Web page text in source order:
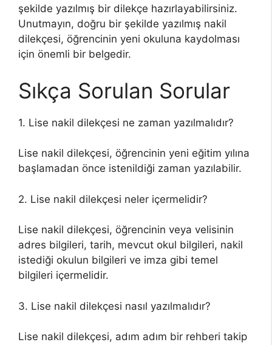
şekilde yazılmış bir dilekçe hazırlayabilirsiniz.
Unutmayın, doğru bir şekilde yazılmış nakil
dilekçesi, öğrencinin yeni okuluna kaydolması
için önemli bir belgedir.
Sıkça Sorulan Sorular
1. Lise nakil dilekçesi ne zaman yazılmalıdır?
Lise nakil dilekçesi, öğrencinin yeni eğitim yılına
başlamadan önce istenildiği zaman yazılabilir.
2. Lise nakil dilekçesi neler içermelidir?
Lise nakil dilekçesi, öğrencinin veya velisinin
adres bilgileri, tarih, mevcut okul bilgileri, nakil
istediği okulun bilgileri ve imza gibi temel
bilgileri içermelidir.
3. Lise nakil dilekçesi nasıl yazılmalıdır?
Lise nakil dilekçesi, adım adım bir rehberi takip